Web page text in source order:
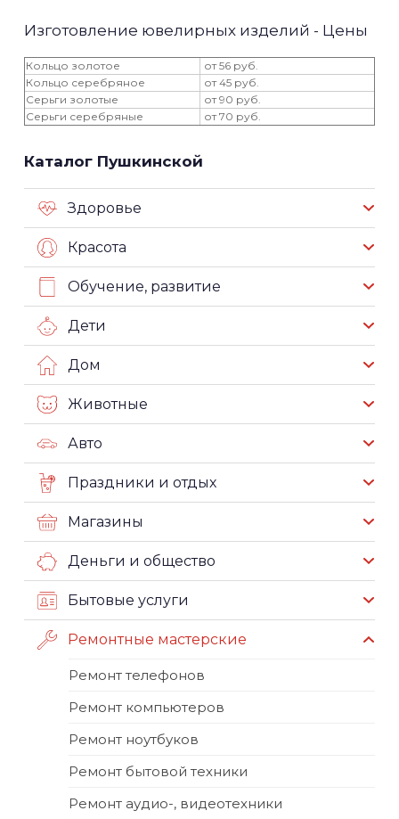
Изготовление ювелирных изделий - Цены
Кольцо золотое
от 56 руб.
Кольцо серебряное
от 45 руб.
Серьги золотые
от 90 руб.
Серьги серебряные
от 70 руб.
Каталог Пушкинской
Здоровье
Красота
Обучение, развитие
Дети
Дом
Животные
Авто
Праздники и отдых
Магазины
Деньги и общество
Бытовые услуги
Ремонтные мастерские
Ремонт телефонов
Ремонт компьютеров
Ремонт ноутбуков
Ремонт бытовой техники
Ремонт аудио-, видеотехники